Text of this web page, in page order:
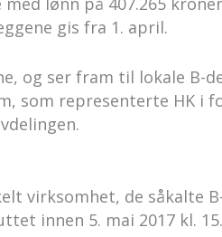
gis fra 1. april.
og ser fram til lokale B-
som representerte HK i
virksomhet, de såkalte
innen 5. mai 2017 kl.